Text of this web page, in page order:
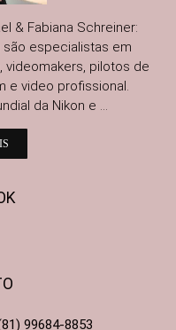
& Fabiana Schreiner:
especialistas em
pilotos de
e video profissional.
da Nikon e ...
99684-8853